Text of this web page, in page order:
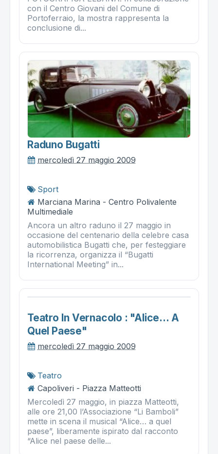
con il Centro Giovani del Comune di
Portoferraio, la mostra rappresenta la
conclusione di...
Raduno Bugatti
mercoledì 27 maggio 2009
Sport
Marciana Marina - Centro Polivalente
Multimediale
Ancora un altro raduno il 27 maggio in
occasione del centenario della celebre casa
automobilistica Bugatti che, per festeggiare
la ricorrenza, organizza il “Bugatti
International Meeting” in...
Teatro In Vernacolo : "alice… A
Quel Paese"
mercoledì 27 maggio 2009
Teatro
Capoliveri - Piazza Matteotti
Mercoledì 27 maggio, in piazza Matteotti,
alle ore 21,00 l’Associazione “Li Bamboli”
mette in scena il musical “Alice… a quel
paese”, liberamente ispirato dal racconto
“Alice nel paese delle...